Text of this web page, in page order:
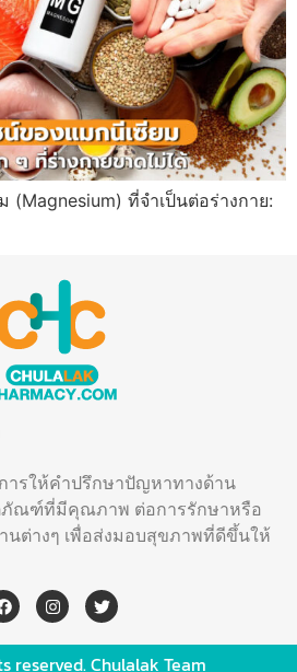
(Magnesium) ที่จำเป็นต่อร่างกาย:
ารให้คำปรึกษาปัญหาทางด้าน
ภัณฑ์ที่มีคุณภาพ ต่อการรักษาหรือ
ต่างๆ เพื่อส่งมอบสุขภาพที่ดีขึ้นให้
reserved. Chulalak Team